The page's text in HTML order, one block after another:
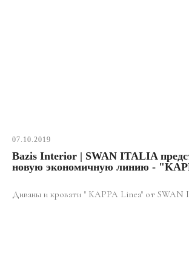
07.10.2019
Bazis Interior | SWAN ITALIA
новую экономичную линию -
Диваны и кровати " KAPPA Linea" от